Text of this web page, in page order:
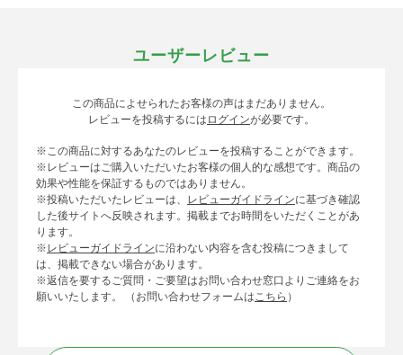
ユーザーレビュー
この商品によせられたお客様の声はまだありません。
レビューを投稿するには ログインが必要です。
※この商品に対するあなたのレビューを投稿することができます。
※レビューはご購入いただいたお客様の個人的な感想です。商品の
効果や性能を保証するものではありません。
※投稿いただいたレビューは、 レビューガイドラインに基づき確認
した後サイトへ反映されます。掲載までお時間をいただくことがあ
ります。
※レビューガイドラインに沿わない内容を含む投稿につきまして
は、掲載できない場合があります。
※返信を要するご質問・ご要望はお問い合わせ窓口よりご連絡をお
願いいたします。 （お問い合わせフォームは こちら ）